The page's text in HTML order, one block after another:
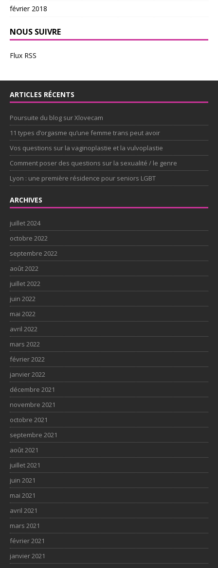
février 2018
NOUS SUIVRE
Flux RSS
ARTICLES RÉCENTS
Poursuite du blog sur Xlovecam
11 types d’orgasme qu’une femme trans peut avoir
Vos questions sur la vaginoplastie et la vulvoplastie
Comment poser des questions sur la sexualité / le genre
Lyon : une première résidence pour seniors LGBT
ARCHIVES
juillet 2024
octobre 2022
septembre 2022
août 2022
juillet 2022
juin 2022
mai 2022
avril 2022
mars 2022
février 2022
janvier 2022
décembre 2021
novembre 2021
octobre 2021
septembre 2021
août 2021
juillet 2021
juin 2021
mai 2021
avril 2021
mars 2021
février 2021
janvier 2021